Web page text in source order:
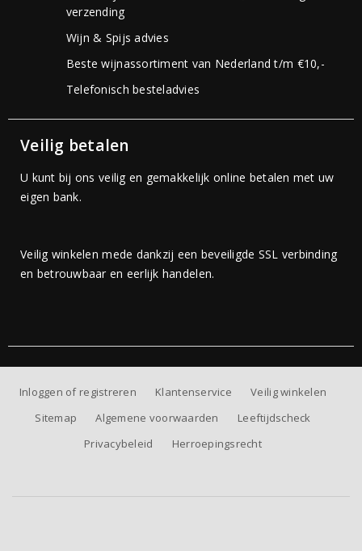
verzending
Wijn & Spijs advies
Beste wijnassortiment van Nederland t/m €10,-
Telefonisch besteladvies
Veilig betalen
U kunt bij ons veilig en gemakkelijk online betalen met uw
eigen bank.
Veilig winkelen mede dankzij een beveiligde SSL verbinding
en betrouwbaar en eerlijk handelen.
Inloggen of registreren Klantenservice
Veilig winkelen
Sitemap
Algemene voorwaarden
Leeftijdscheck
Privacybeleid
Herroepingsrecht